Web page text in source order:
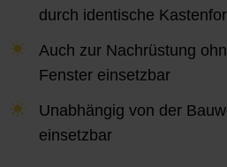
durch identische
Auch zur Nachrüstung
Fenster einsetzbar
Unabhängig von der
einsetzbar